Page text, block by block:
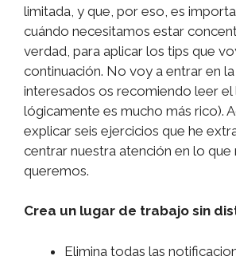
limitada, y que, por eso, es
cuándo necesitamos estar
verdad, para aplicar los tips que
continuación. No voy a entrar en
interesados os recomiendo leer el
lógicamente es mucho más rico).
explicar seis ejercicios que he
centrar nuestra atención en lo que
queremos.
Crea un lugar de trabajo sin
Elimina todas las